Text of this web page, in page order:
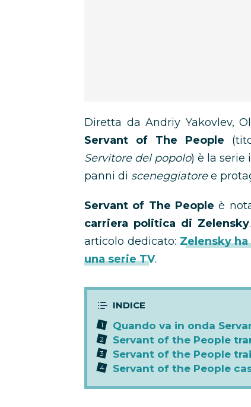
Diretta da Andriy Yakovlev,
Servant of The People
Servitore del popolo) è la serie
panni di sceneggiatoree
Servant of The Peopleè
carriera politica di Zelensky
articolo dedicato: Zelensky
una serie TV.
Quando va in onda
Servant of the People
Servant of the People
Servant of the People